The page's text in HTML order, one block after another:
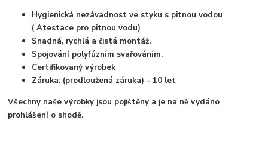
Hygienická nezávadnost ve styku s pitnou vodou
( Atestace pro pitnou vodu)
Snadná, rychlá a čistá montáž.
Spojování polyfúzním svařováním.
Certifikovaný výrobek
Záruka: (prodloužená záruka) - 10 let
Všechny naše výrobky jsou pojištěny a je na ně vydáno
prohlášení o shodě.